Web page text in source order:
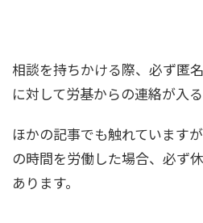
相談を持ちかける際、必ず匿
に対して労基からの連絡が入る
ほかの記事でも触れています
の時間を労働した場合、必ず
あります。